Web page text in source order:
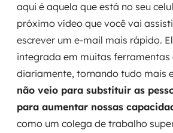
aqui é aquela que está no seu
próximo vídeo que você vai
escrever um e-mail mais rápido.
integrada em muitas ferramentas
diariamente, tornando tudo mais
não veio para substituir as
para aumentar nossas
como um colega de trabalho